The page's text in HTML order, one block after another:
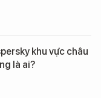
khu vực châu
là ai?